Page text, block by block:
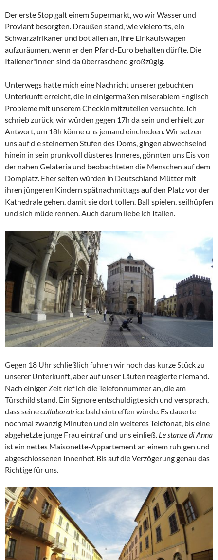
Der erste Stop galt einem Supermarkt, wo wir Wasser und
Proviant besorgten. Draußen stand, wie vielerorts, ein
Schwarzafrikaner und bot allen an, ihre Einkaufswagen
aufzuräumen, wenn er den Pfand-Euro behalten dürfte. Die
Italiener*innen sind da überraschend großzügig.
Unterwegs hatte mich eine Nachricht unserer gebuchten
Unterkunft erreicht, die in einigermaßen miserablem Englisch
Probleme mit unserem Checkin mitzuteilen versuchte. Ich
schrieb zurück, wir würden gegen 17h da sein und erhielt zur
Antwort, um 18h könne uns jemand einchecken. Wir setzen
uns auf die steinernen Stufen des Doms, gingen abwechselnd
hinein in sein prunkvoll düsteres Inneres, gönnten uns Eis von
der nahen Gelateria und beobachteten die Menschen auf dem
Domplatz. Eher selten würden in Deutschland Mütter mit
ihren jüngeren Kindern spätnachmittags auf den Platz vor der
Kathedrale gehen, damit sie dort tollen, Ball spielen, seilhüpfen
und sich müde rennen. Auch darum liebe ich Italien.
Gegen 18 Uhr schließlich fuhren wir noch das kurze Stück zu
unserer Unterkunft, aber auf unser Läuten reagierte niemand.
Nach einiger Zeit rief ich die Telefonnummer an, die am
Türschild stand. Ein Signore entschuldigte sich und versprach,
dass seinecollaboratrice bald eintreffen würde. Es dauerte
nochmal zwanzig Minuten und ein weiteres Telefonat, bis eine
abgehetzte junge Frau eintraf und uns einließ. Le stanze di Anna
ist ein nettes Maisonette-Appartement an einem ruhigen und
abgeschlossenen Innenhof. Bis auf die Verzögerung genau das
Richtige für uns.